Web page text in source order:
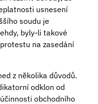
usnesení
soudu je
byly-li takové
na zasedání
z několika důvodů.
odklon od
obchodního